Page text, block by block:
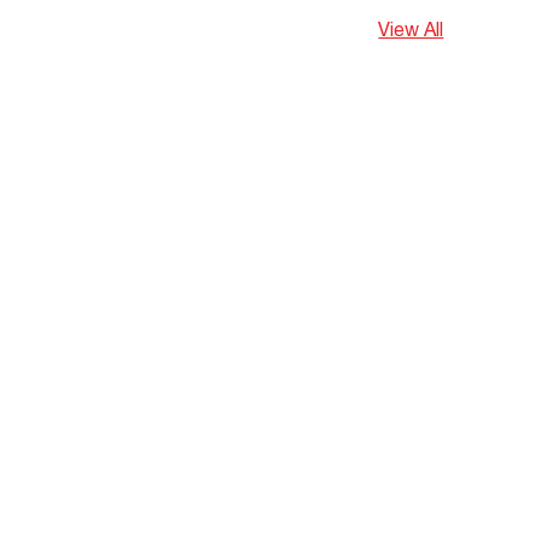
View All